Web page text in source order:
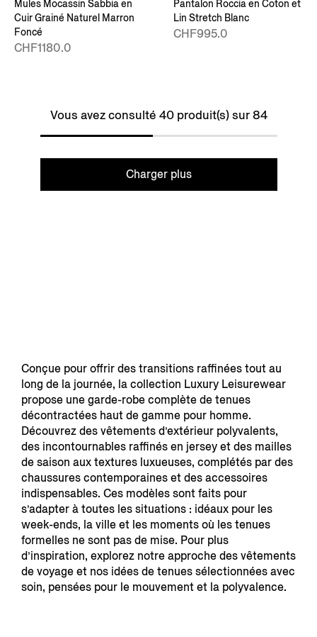
Mules Mocassin Sabbia en
Cuir Grainé Naturel Marron
Foncé
CHF1180.0
Pantalon Roccia en Coton et
Lin Stretch Blanc
CHF995.0
Vous avez consulté 40 produit(s) sur 84
Charger plus
Conçue pour offrir des transitions raffinées tout au
long de la journée, la collection Luxury Leisurewear
propose une garde-robe complète de tenues
décontractées haut de gamme pour homme.
Découvrez des vêtements d’extérieur polyvalents,
des incontournables raffinés en jersey et des mailles
de saison aux textures luxueuses, complétés par des
chaussures contemporaines et des accessoires
indispensables. Ces modèles sont faits pour
s’adapter à toutes les situations : idéaux pour les
week-ends, la ville et les moments où les tenues
formelles ne sont pas de mise. Pour plus
d’inspiration, explorez notre approche des vêtements
de voyage et nos idées de tenues sélectionnées avec
soin, pensées pour le mouvement et la polyvalence.